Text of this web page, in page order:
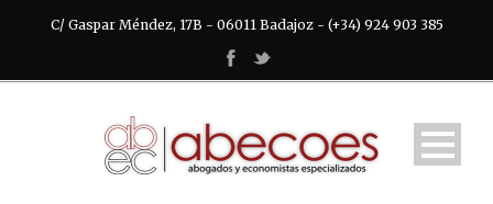
C/ Gaspar Méndez, 17B - 06011 Badajoz - (+34) 924 903 385